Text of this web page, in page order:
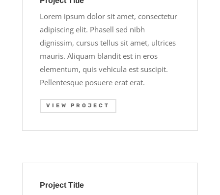
Lorem ipsum dolor sit amet, consectetur
adipiscing elit. Phasell sed nibh
dignissim, cursus tellus sit amet, ultrices
mauris. Aliquam blandit est in eros
elementum, quis vehicula est suscipit.
Pellentesque posuere erat erat.
VIEW PROJECT
Project Title